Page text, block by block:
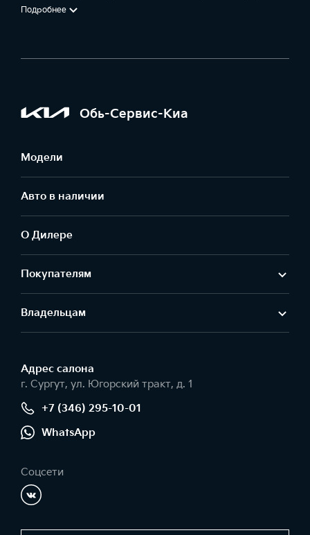
Подробнее
Обь-Сервис-Киа
Модели
Авто в наличии
О Дилере
Покупателям
Владельцам
Адрес салонa
г. Сургут, ул. Югорский тракт, д. 1
+7 (346) 295-10-01
WhatsApp
Соцсети